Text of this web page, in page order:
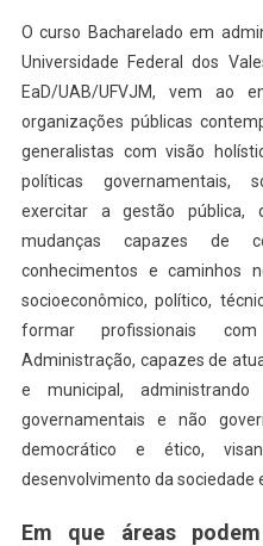
O curso Bacharelado em
Universidade Federal dos
EaD/UAB/UFVJM, vem ao
organizações públicas
generalistas com visão
políticas governamentais,
exercitar a gestão pública,
mudanças capazes de
conhecimentos e caminhos
socioeconômico, político,
formar profissionais
Administração, capazes de
e municipal,
governamentais e não
democrático e ético,
desenvolvimento da sociedade
Em que áreas